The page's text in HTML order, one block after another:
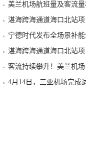
美兰机场航班量及客流
湛海跨海通道海口北站
湛海跨海通道海口北站
客流持续攀升！美兰机
4月14日，三亚机场完成